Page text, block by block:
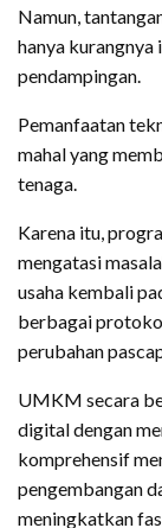
Namun,
hanya
pendampingan.
Pemanfaatan
mahal yang
tenaga.
Karena itu,
mengatasi
usaha kembali
berbagai
perubahan
UMKM secara
digital dengan
komprehensif
pengembangan
meningkatkan